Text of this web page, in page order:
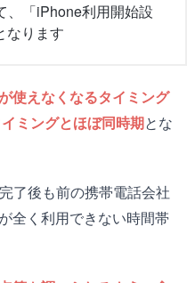
、「iPhone利用開始設
なります
使えなくなるタイミング
ミングとほぼ同時期とな
了後も前の携帯電話会社
全く利用できない時間帯